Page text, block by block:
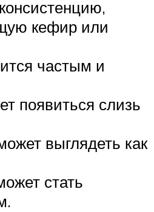
кефир или
частым и
появиться слизь
выглядеть как
стать